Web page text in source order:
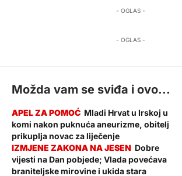
- OGLAS -
- OGLAS -
Možda vam se sviđa i ovo...
Mladi Hrvat u Irskoj u
komi nakon puknuća aneurizme, obitelj
prikuplja novac za liječenje
Dobre
vijesti na Dan pobjede; Vlada povećava
braniteljske mirovine i ukida stara